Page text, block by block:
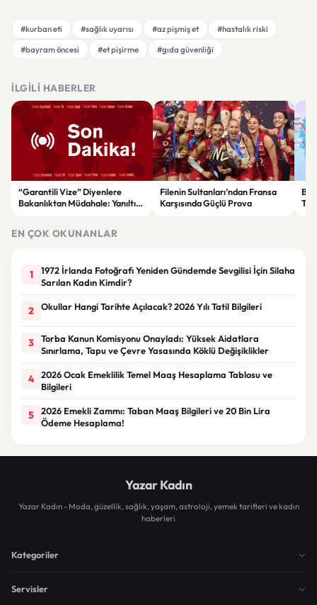
#kurban eti #sağlık uyarısı #az pişmiş et
#hastalık riski
#bayram öncesi
#et pişirme #gıda güvenliği
İLGILI HABERLER
“Garantili Vize” Diyenlere
Bakanlıktan Müdahale: Yanıltıcı
Filenin Sultanları’ndan Fransa
Karşısında Güçlü Prova
EN ÇOK OKUNANLAR
1
1972 İrlanda Fotoğrafı Yeniden Gündemde Sevgilisi İçin Silaha
Sarılan Kadın Kimdir?
2 Okullar Hangi Tarihte Açılacak? 2026 Yılı Tatil Bilgileri
3
Torba Kanun Komisyonu Onayladı: Yüksek Aidatlara
Sınırlama, Tapu ve Çevre Yasasında Köklü Değişiklikler
4
2026 Ocak Emeklilik Temel Maaş Hesaplama Tablosu ve
Bilgileri
5
2026 Emekli Zammı: Taban Maaş Bilgileri ve 20 Bin Lira
Ödeme Hesaplama!
Yazar Kadın
Yazar Kadın - Moda, güzellik, sağlık, yaşam, astroloji, yemek tarifleri ve kadın
haberleri
Kategoriler
Servisler